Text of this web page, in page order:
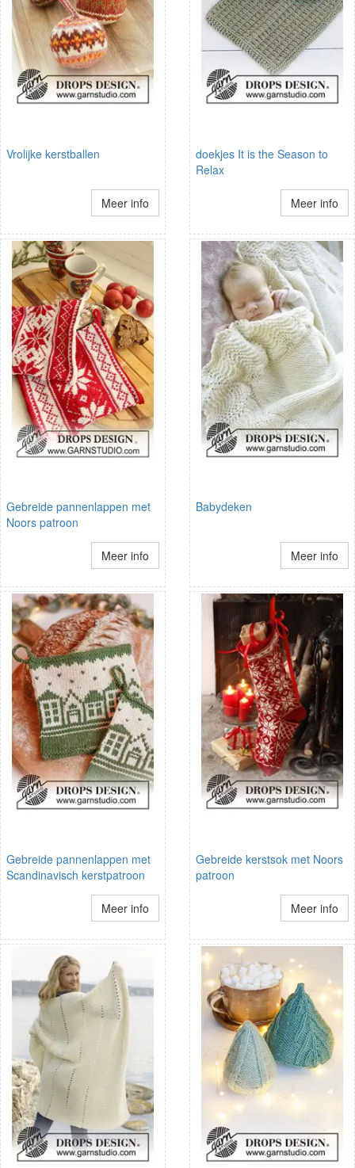
Vrolijke kerstballen
Meer info
doekjes It is the Season to
Relax
Meer info
Gebreide pannenlappen met
Noors patroon
Meer info
Babydeken
Meer info
Gebreide pannenlappen met
Scandinavisch kerstpatroon
Meer info
Gebreide kerstsok met Noors
patroon
Meer info